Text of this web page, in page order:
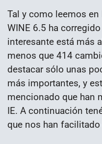
Tal y como leemos en
WINE 6.5 ha
interesante está más
menos que 414
destacar sólo unas
más importantes, y
mencionado que han
IE. A continuación
que nos han